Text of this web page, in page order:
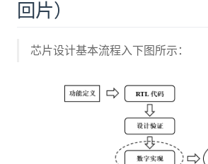
回片）
芯片设计基本流程入下图所示：